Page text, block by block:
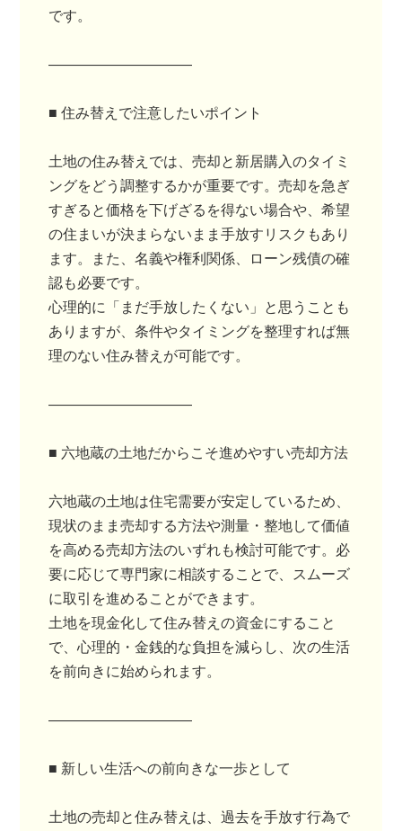
です。
――――――――――
■ 住み替えで注意したいポイント
土地の住み替えでは、売却と新居購入のタイミ
ングをどう調整するかが重要です。売却を急ぎ
すぎると価格を下げざるを得ない場合や、希望
の住まいが決まらないまま手放すリスクもあり
ます。また、名義や権利関係、ローン残債の確
認も必要です。
心理的に「まだ手放したくない」と思うことも
ありますが、条件やタイミングを整理すれば無
理のない住み替えが可能です。
――――――――――
■ 六地蔵の土地だからこそ進めやすい売却方法
六地蔵の土地は住宅需要が安定しているため、
現状のまま売却する方法や測量・整地して価値
を高める売却方法のいずれも検討可能です。必
要に応じて専門家に相談することで、スムーズ
に取引を進めることができます。
土地を現金化して住み替えの資金にすること
で、心理的・金銭的な負担を減らし、次の生活
を前向きに始められます。
――――――――――
■ 新しい生活への前向きな一歩として
土地の売却と住み替えは、過去を手放す行為で